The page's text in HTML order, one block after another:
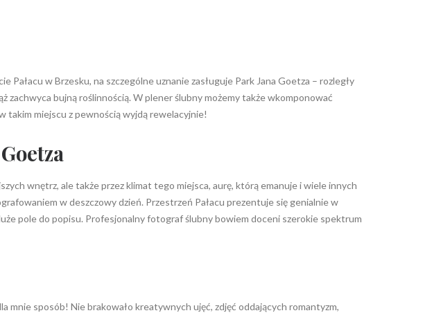
w Brzesku, na szczególne uznanie zasługuje Park Jana Goetza – rozległy
zachwyca bujną roślinnością. W plener ślubny możemy także wkomponować
takim miejscu z pewnością wyjdą rewelacyjnie!
wnętrz, ale także przez klimat tego miejsca, aurę, którą emanuje i wiele innych
w deszczowy dzień. Przestrzeń Pałacu prezentuje się genialnie w
pole do popisu. Profesjonalny fotograf ślubny bowiem doceni szerokie spektrum
sposób! Nie brakowało kreatywnych ujęć, zdjęć oddających romantyzm,